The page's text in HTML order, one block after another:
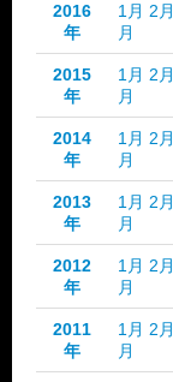
2016
年
1月 2月
月
2015
年
1月 2月
月
2014
年
1月 2月
月
2013
年
1月 2月
月
2012
年
1月 2月
月
2011
年
1月 2月
月